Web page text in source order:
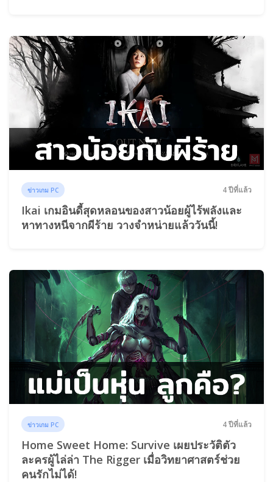
ข่าวเกม PC 4 ปีที่แล้ว
Ikai เกมอินดี้สุดหลอนของสาวน้อยผู้ไร้พลังและ
หาทางหนีจากผีร้าย วางจำหน่ายแล้ววันนี้!
ข่าวเกม PC 4 ปีที่แล้ว
Home Sweet Home: Survive เผยประวัติตัว
ละครผู้ไล่ล่า The Rigger เมื่อวิทยาศาสตร์ช่วย
คนรักไม่ได้!